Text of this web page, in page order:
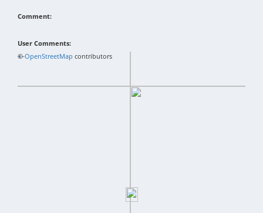
Comment:
User Comments:
+−
©OpenStreetMap contributors